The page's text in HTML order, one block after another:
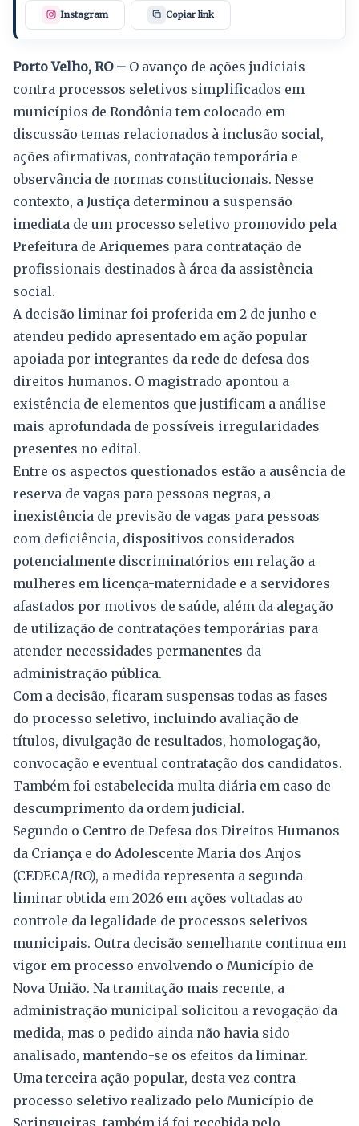
Instagram Copiar link
Porto Velho, RO – O avanço de ações judiciais
contra processos seletivos simplificados em
municípios de Rondônia tem colocado em
discussão temas relacionados à inclusão social,
ações afirmativas, contratação temporária e
observância de normas constitucionais. Nesse
contexto, a Justiça determinou a suspensão
imediata de um processo seletivo promovido pela
Prefeitura de Ariquemes para contratação de
profissionais destinados à área da assistência
social.
A decisão liminar foi proferida em 2 de junho e
atendeu pedido apresentado em ação popular
apoiada por integrantes da rede de defesa dos
direitos humanos. O magistrado apontou a
existência de elementos que justificam a análise
mais aprofundada de possíveis irregularidades
presentes no edital.
Entre os aspectos questionados estão a ausência de
reserva de vagas para pessoas negras, a
inexistência de previsão de vagas para pessoas
com deficiência, dispositivos considerados
potencialmente discriminatórios em relação a
mulheres em licença-maternidade e a servidores
afastados por motivos de saúde, além da alegação
de utilização de contratações temporárias para
atender necessidades permanentes da
administração pública.
Com a decisão, ficaram suspensas todas as fases
do processo seletivo, incluindo avaliação de
títulos, divulgação de resultados, homologação,
convocação e eventual contratação dos candidatos.
Também foi estabelecida multa diária em caso de
descumprimento da ordem judicial.
Segundo o Centro de Defesa dos Direitos Humanos
da Criança e do Adolescente Maria dos Anjos
(CEDECA/RO), a medida representa a segunda
liminar obtida em 2026 em ações voltadas ao
controle da legalidade de processos seletivos
municipais. Outra decisão semelhante continua em
vigor em processo envolvendo o Município de
Nova União. Na tramitação mais recente, a
administração municipal solicitou a revogação da
medida, mas o pedido ainda não havia sido
analisado, mantendo-se os efeitos da liminar.
Uma terceira ação popular, desta vez contra
processo seletivo realizado pelo Município de
Seringueiras, também já foi recebida pelo